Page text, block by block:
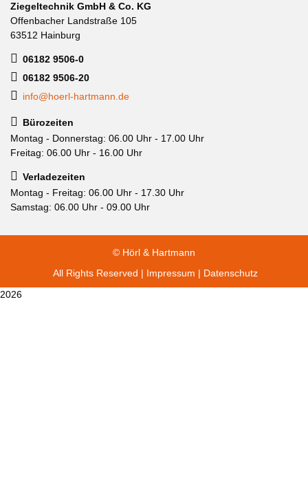
Ziegeltechnik GmbH & Co. KG
Offenbacher Landstraße 105
63512 Hainburg
06182 9506-0
06182 9506-20
info@hoerl-hartmann.de
Bürozeiten
Montag - Donnerstag: 06.00 Uhr - 17.00 Uhr
Freitag: 06.00 Uhr - 16.00 Uhr
Verladezeiten
Montag - Freitag: 06.00 Uhr - 17.30 Uhr
Samstag: 06.00 Uhr - 09.00 Uhr
© Hörl & Hartmann
All Rights Reserved | Impressum | Datenschutz
2026